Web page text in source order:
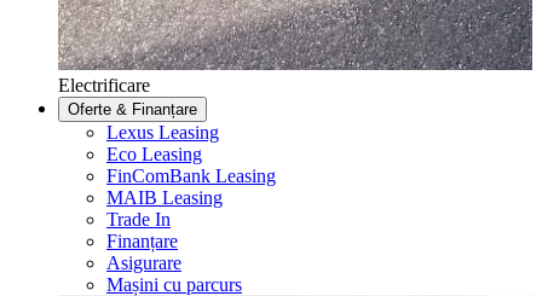
Electrificare
Oferte & Finanțare
Lexus Leasing
Eco Leasing
FinComBank Leasing
MAIB Leasing
Trade In
Finanțare
Asigurare
Mașini cu parcurs